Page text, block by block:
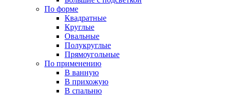
По форме
Квадратные
Круглые
Овальные
Полукруглые
Прямоугольные
По применению
В ванную
В прихожую
В спальню